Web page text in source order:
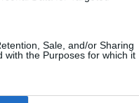
Sale, and/or Sharing
with the Purposes for which it